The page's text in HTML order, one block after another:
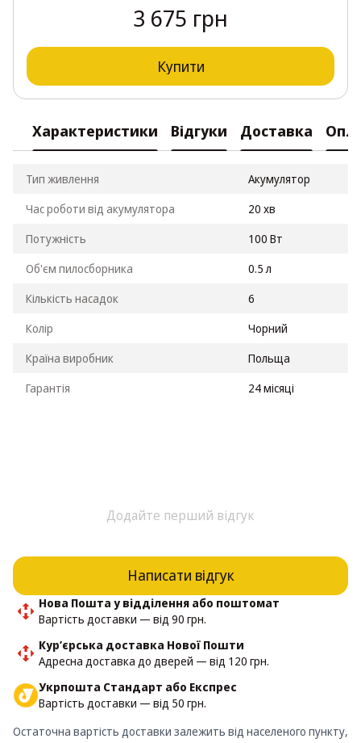
3 675 грн
Купити
Характеристики Відгуки Доставка
Тип живлення
Акумулятор
Час роботи від акумулятора
20 хв
Потужність
100 Вт
Об'єм пилосборника
0.5 л
Кількість насадок
6
Колір
Чорний
Країна виробник
Польща
Гарантія
24 місяці
Додайте перший відгук
Написати відгук
Нова Пошта у відділення або поштомат
Вартість доставки — від 90 грн.
Кур’єрська доставка Нової Пошти
Адресна доставка до дверей — від 120 грн.
Укрпошта Стандарт або Експрес
Вартість доставки — від 50 грн.
Остаточна вартість доставки залежить від населеного пункту,